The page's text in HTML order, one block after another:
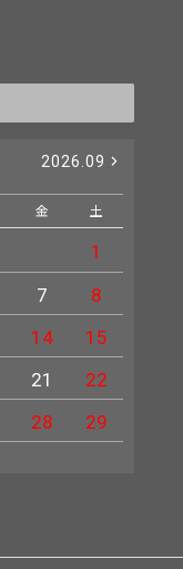
2026.09
金 土
1
7
8
14
15
21
22
28
29